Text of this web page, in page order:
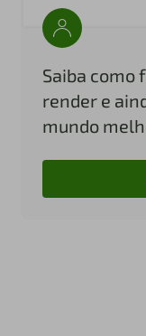
Saiba como
render e
mundo